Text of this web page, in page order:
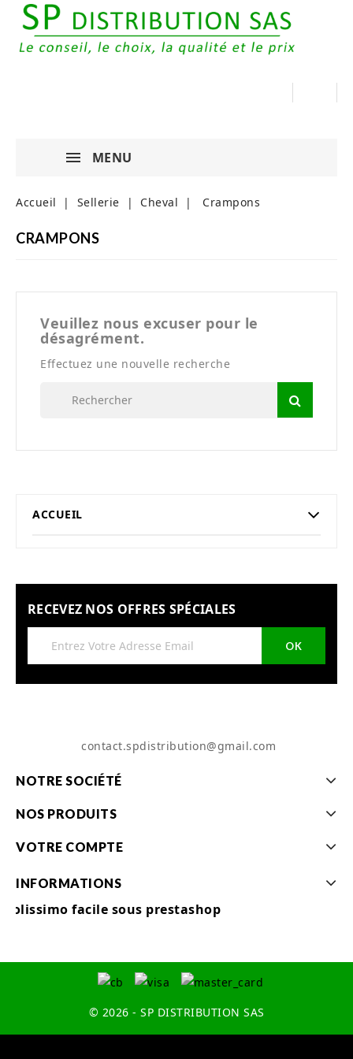
MENU
Accueil Sellerie Cheval Crampons
CRAMPONS
Veuillez nous excuser pour le
désagrément.
Effectuez une nouvelle recherche
ACCUEIL
RECEVEZ NOS OFFRES SPÉCIALES
contact.spdistribution@gmail.com
NOTRE SOCIÉTÉ
NOS PRODUITS
VOTRE COMPTE
INFORMATIONS
Colissimo facile sous prestashop
© 2026 - SP DISTRIBUTION SAS